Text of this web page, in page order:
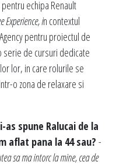
echipa Renault
Experience, in contextul
pentru proiectul de
serie de cursuri dedicate
lor, in care rolurile se
o zona de relaxare si
as spune Ralucai de la
aflat pana la 44 sau? -
sa ma intorc la mine, cea de